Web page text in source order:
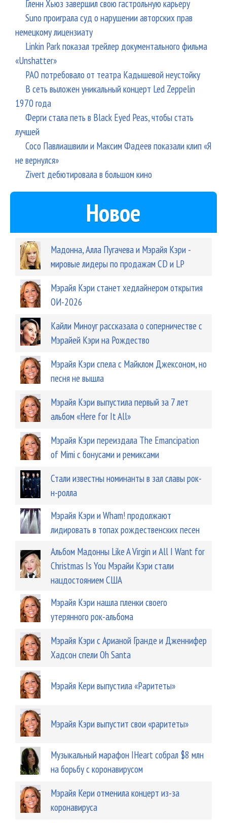
Гленн Хьюз завершил свою гастрольную карьеру
Suno проиграла суд о нарушении авторских прав
немецкому лицензиату
Linkin Park показал трейлер документального фильма
«Unshatter»
РАО потребовало от театра Кадышевой неустойку
В сеть выложен уникальный концерт Led Zeppelin
1970 года
Ферги стала петь в Black Eyed Peas, чтобы стать
лучшей
Сосо Павлиашвили и Максим Фадеев показали клип «Я
не вернулся»
Zivert дебютировала в большом кино
Новое
Мадонна, Алла Пугачева и Мэрайя Кэри -
мировые лидеры по продажам CD и LP
Мэрайя Кэри станет хедлайнером открытия
ОИ-2026
Кайли Миноуг рассказала о соперничестве с
Мэрайей Кэри на Рождество
Мэрайя Кэри спела с Майклом Джексоном, но
песня не вышла
Мэрайя Кэри выпустила первый за 7 лет
альбом «Here for It All»
Мэрайя Кэри переиздала The Emancipation
of Mimi с бонусами и ремиксами
Стали известны номинанты в зал славы рок-
н-ролла
Мэрайя Кэри и Wham! продолжают
лидировать в топах рождественских песен
Альбом Мадонны Like A Virgin и All I Want for
Christmas Is You Мэрайи Кэри стали
нацдостоянием США
Мэрайя Кэри нашла пленки своего
утерянного рок-альбома
Мэрайя Кэри с Арианой Гранде и Дженнифер
Хадсон спели Oh Santa
Мэрайя Кери выпустила «Раритеты»
Мэрайя Кэри выпустит свои «раритеты»
Музыкальный марафон IHeart собрал $8 млн
на борьбу с коронавирусом
Мэрайя Кери отменила концерт из-за
коронавируса